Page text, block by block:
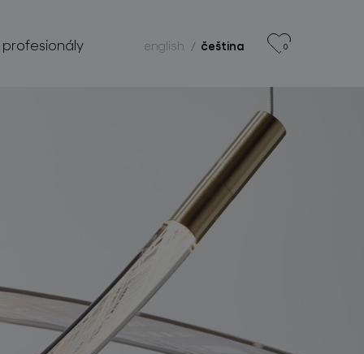
english čeština 0